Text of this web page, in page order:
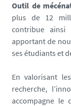
Outil de
plus de 12
contribue ainsi
apportant de
ses étudiants et
En valorisant
recherche,
accompagne le